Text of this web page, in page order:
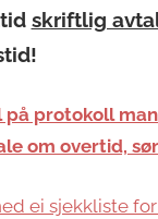
skriftlig
på protokoll
om overtid,
ei sjekkliste